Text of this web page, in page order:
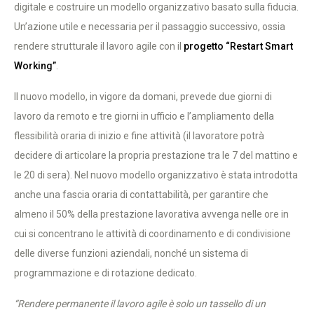
digitale e costruire un modello organizzativo basato sulla fiducia.
Un’azione utile e necessaria per il passaggio successivo, ossia
rendere strutturale il lavoro agile con il progetto “Restart Smart
Working”
Il nuovo modello, in vigore da domani, prevede due giorni di
lavoro da remoto e tre giorni in ufficio e l’ampliamento della
flessibilità oraria di inizio e fine attività (il lavoratore potrà
decidere di articolare la propria prestazione tra le 7 del mattino e
le 20 di sera). Nel nuovo modello organizzativo è stata introdotta
anche una fascia oraria di contattabilità, per garantire che
almeno il 50% della prestazione lavorativa avvenga nelle ore in
cui si concentrano le attività di coordinamento e di condivisione
delle diverse funzioni aziendali, nonché un sistema di
programmazione e di rotazione dedicato.
“Rendere permanente il lavoro agile è solo un tassello di un